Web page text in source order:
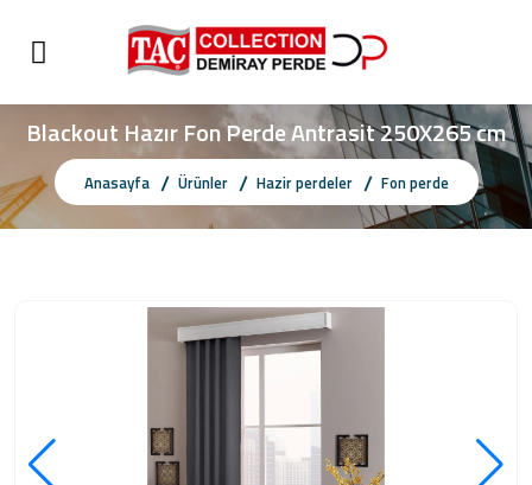
Blackout Hazır Fon Perde Antrasit 250X265 cm
Anasayfa Ürünler Hazir perdeler Fon perde